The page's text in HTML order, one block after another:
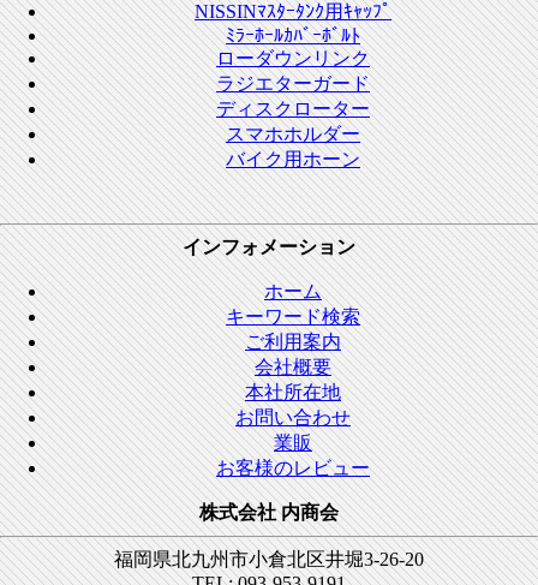
NISSINﾏｽﾀｰﾀﾝｸ用ｷｬｯﾌﾟ
ﾐﾗｰﾎｰﾙｶﾊﾞｰﾎﾞﾙﾄ
ローダウンリンク
ラジエターガード
ディスクローター
スマホホルダー
バイク用ホーン
インフォメーション
ホーム
キーワード検索
ご利用案内
会社概要
本社所在地
お問い合わせ
業販
お客様のレビュー
株式会社 内商会
福岡県北九州市小倉北区井堀3-26-20